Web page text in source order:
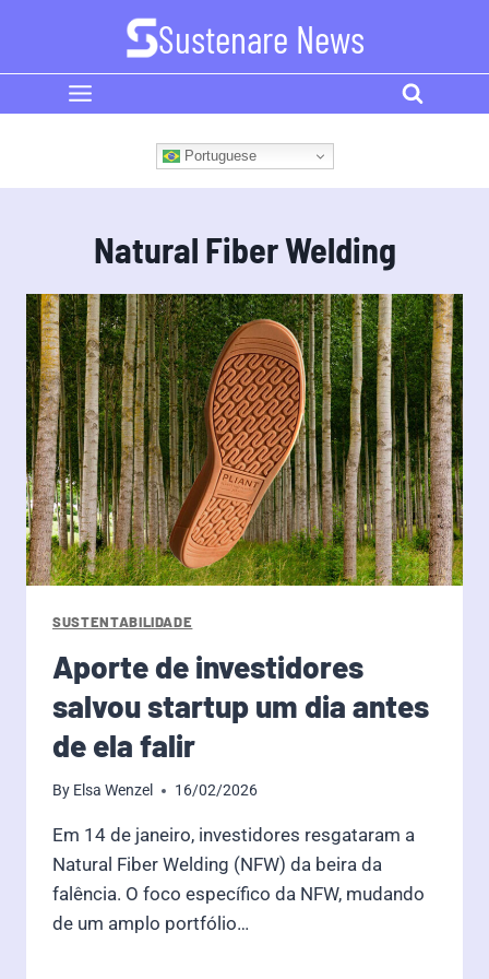
content
Sustenare News
Portuguese
Natural Fiber Welding
SUSTENTABILIDADE
Aporte de investidores
salvou startup um dia antes
de ela falir
By Elsa Wenzel 16/02/2026
Em 14 de janeiro, investidores resgataram a
Natural Fiber Welding (NFW) da beira da
falência. O foco específico da NFW, mudando
de um amplo portfólio…